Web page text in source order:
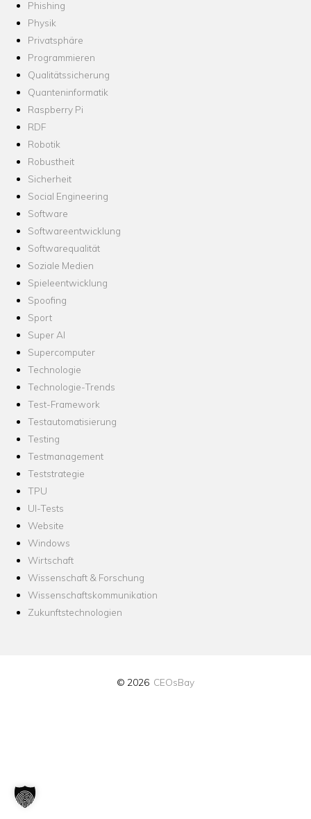
Phishing
Physik
Privatsphäre
Programmieren
Qualitätssicherung
Quanteninformatik
Raspberry Pi
RDF
Robotik
Robustheit
Sicherheit
Social Engineering
Software
Softwareentwicklung
Softwarequalität
Soziale Medien
Spieleentwicklung
Spoofing
Sport
Super AI
Supercomputer
Technologie
Technologie-Trends
Test-Framework
Testautomatisierung
Testing
Testmanagement
Teststrategie
TPU
UI-Tests
Website
Windows
Wirtschaft
Wissenschaft & Forschung
Wissenschaftskommunikation
Zukunftstechnologien
© 2026 CEOsBay